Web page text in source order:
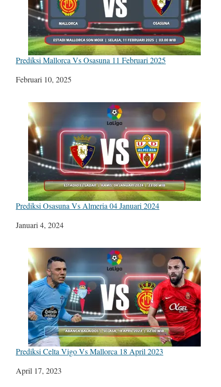
Prediksi Mallorca Vs Osasuna 11 Februari 2025
Tanggal
Februari 10, 2025
Prediksi Osasuna Vs Almeria 04 Januari 2024
Tanggal
Januari 4, 2024
Prediksi Celta Vigo Vs Mallorca 18 April 2023
Tanggal
April 17, 2023